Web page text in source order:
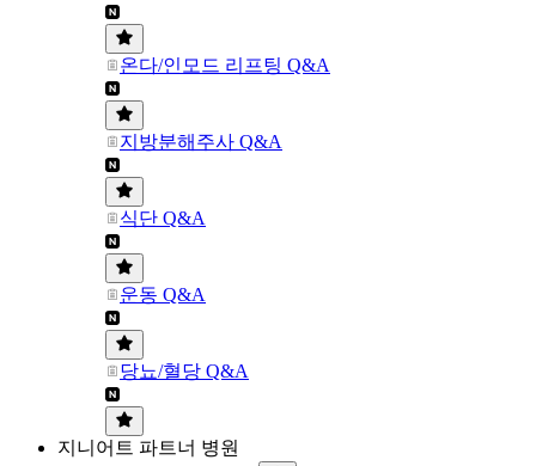
온다/인모드 리프팅 Q&A
지방분해주사 Q&A
식단 Q&A
운동 Q&A
당뇨/혈당 Q&A
지니어트 파트너 병원